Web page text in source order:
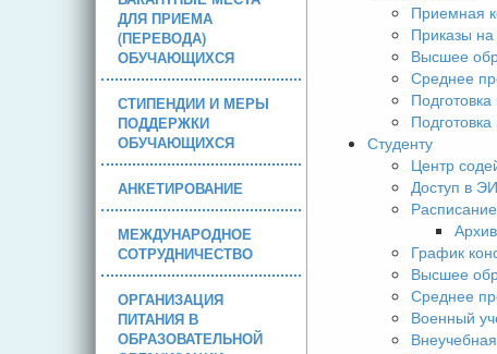
ДЛЯ ПРИЕМА
(ПЕРЕВОДА)
ОБУЧАЮЩИХСЯ
СТИПЕНДИИ И МЕРЫ
ПОДДЕРЖКИ
ОБУЧАЮЩИХСЯ
АНКЕТИРОВАНИЕ
МЕЖДУНАРОДНОЕ
СОТРУДНИЧЕСТВО
ОРГАНИЗАЦИЯ
ПИТАНИЯ В
ОБРАЗОВАТЕЛЬНОЙ
Приемная
Приказы на
Высшее
Среднее
Студенту
Центр
Доступ в
Архив
График
Высшее
Среднее
Военный